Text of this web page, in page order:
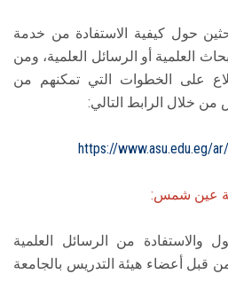
حول كيفية الاستفادة من خدمة
العلمية أو الرسائل العلمية، ومن
على الخطوات التي تمكنهم من
من خلال الرابط التالي:
https://www.asu.edu.eg/
عين شمس:
والاستفادة من الرسائل العلمية
قبل أعضاء هيئة التدريس بالجامعة